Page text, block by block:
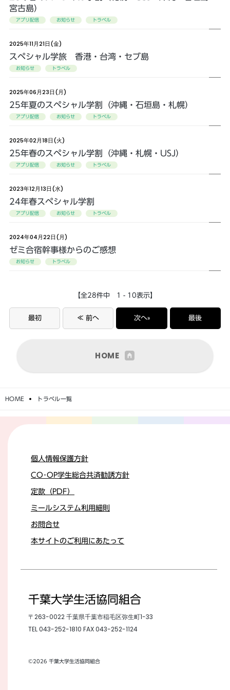
宮古島）
アプリ配信 お知らせ トラベル
2025年11月21日(金)
スペシャル学旅 香港・台湾・セブ島
お知らせ トラベル
2025年06月23日(月)
25年夏のスペシャル学割（沖縄・石垣島・札幌）
アプリ配信 お知らせ トラベル
2025年02月18日(火)
25年春のスペシャル学割（沖縄・札幌・USJ）
アプリ配信 お知らせ トラベル
2023年12月13日(水)
24年春スペシャル学割
アプリ配信 お知らせ トラベル
2024年04月22日(月)
ゼミ合宿幹事様からのご感想
お知らせ トラベル
【全28件中 1 - 10表示】
最初 ≪ 前へ 次へ» 最後
HOME
HOME トラベル一覧
個人情報保護方針
CO･OP学生総合共済勧誘方針
定款（PDF）
ミールシステム利用細則
お問合せ
本サイトのご利用にあたって
千葉大学生活協同組合
〒263-0022 千葉県千葉市稲毛区弥生町1-33
TEL043-252-1810 FAX 043-252-1124
©2026 千葉大学生活協同組合